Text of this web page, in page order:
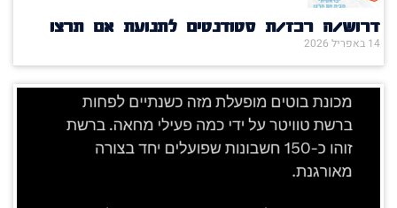
דרוש/ה רכז/ת סטודנטים לתנועת אם תרצו
14 באפריל 2026